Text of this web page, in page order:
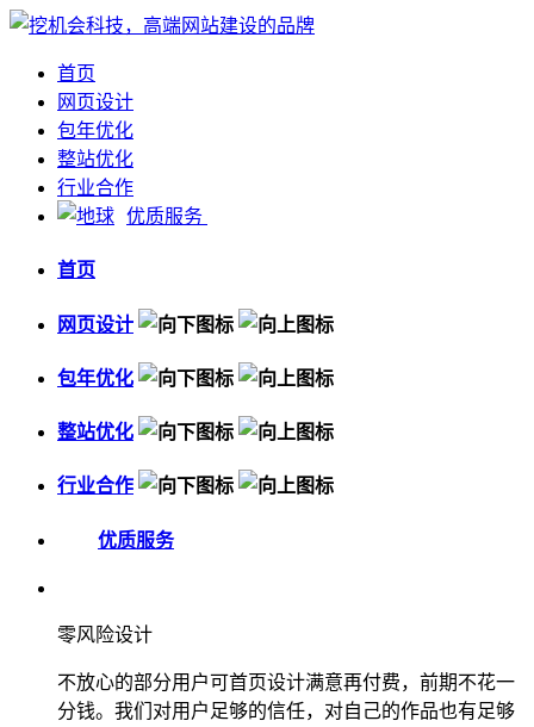
首页
网页设计
包年优化
整站优化
行业合作
优质服务
首页
网页设计
包年优化
整站优化
行业合作
优质服务
零风险设计
不放心的部分用户可首页设计满意再付费，前期不花一
分钱。我们对用户足够的信任，对自己的作品也有足够